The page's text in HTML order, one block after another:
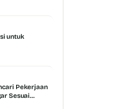
untuk
Pekerjaan
Sesuai
Anda